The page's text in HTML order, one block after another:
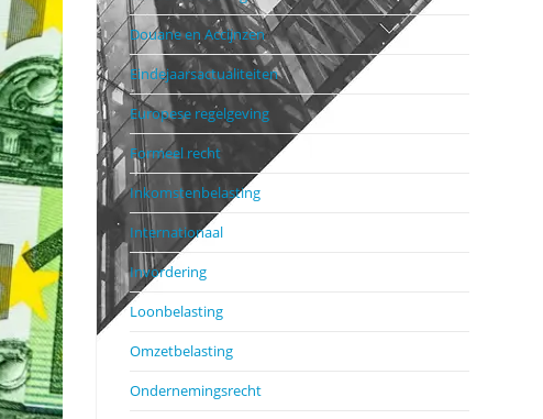
Douane en Accijnzen
Eindejaarsactualiteiten
Europese regelgeving
Formeel recht
Inkomstenbelasting
Internationaal
Invordering
Loonbelasting
Omzetbelasting
Ondernemingsrecht